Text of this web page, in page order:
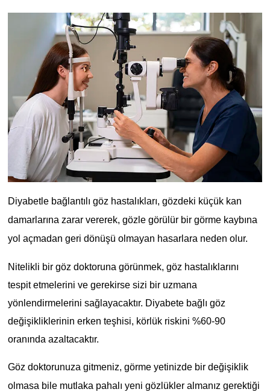
Diyabetle bağlantılı göz hastalıkları, gözdeki küçük kan
damarlarına zarar vererek, gözle görülür bir görme kaybına
yol açmadan geri dönüşü olmayan hasarlara neden olur.
Nitelikli bir göz doktoruna görünmek, göz hastalıklarını
tespit etmelerini ve gerekirse sizi bir uzmana
yönlendirmelerini sağlayacaktır. Diyabete bağlı göz
değişikliklerinin erken teşhisi, körlük riskini %60-90
oranında azaltacaktır.
Göz doktorunuza gitmeniz, görme yetinizde bir değişiklik
olmasa bile mutlaka pahalı yeni gözlükler almanız gerektiği